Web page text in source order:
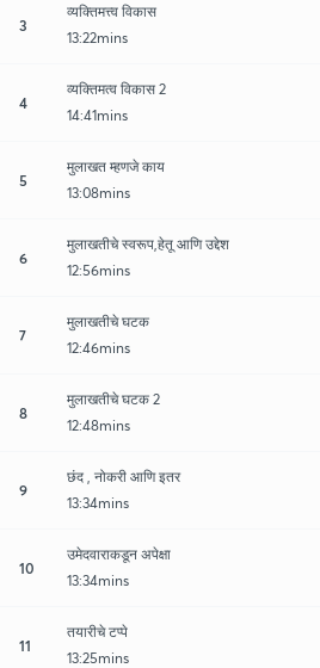
3
व्यक्तिमत्त्व विकास
13:22mins
4
व्यक्तिमत्व विकास 2
14:41mins
5
मुलाखत म्हणजे काय
13:08mins
6
मुलाखतीचे स्वरूप,हेतू आणि उद्देश
12:56mins
7
मुलाखतीचे घटक
12:46mins
8
मुलाखतीचे घटक 2
12:48mins
9
छंद , नोकरी आणि इतर
13:34mins
10
उमेदवाराकडून अपेक्षा
13:34mins
11
तयारीचे टप्पे
13:25mins